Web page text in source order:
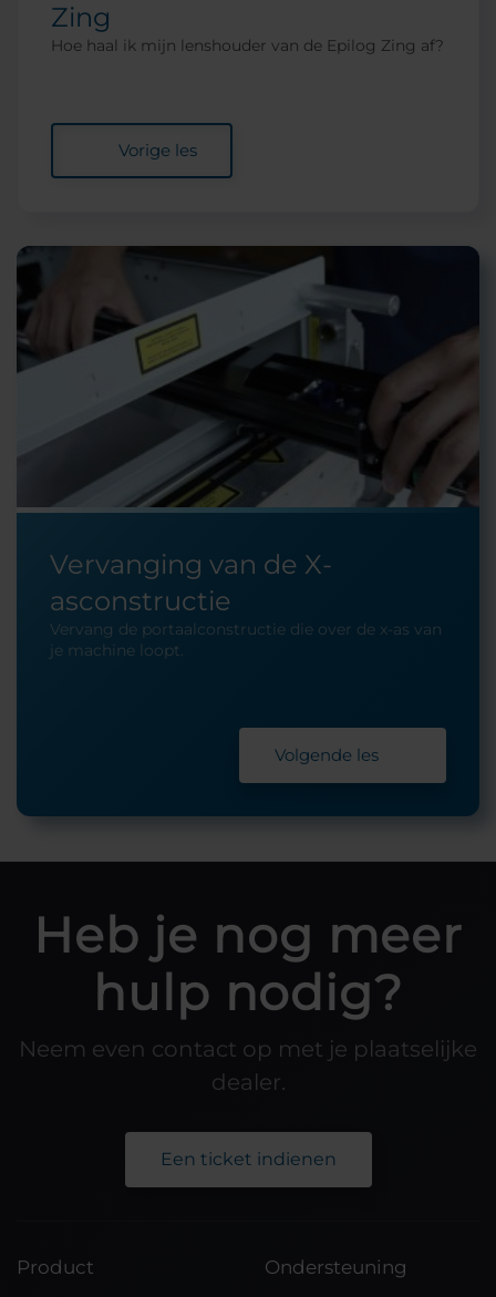
Zing
Hoe haal ik mijn lenshouder van de Epilog Zing af?
Vorige les
Vervanging van de X-
asconstructie
Vervang de portaalconstructie die over de x-as van
je machine loopt.
Volgende les
Heb je nog meer
hulp nodig?
Neem even contact op met je plaatselijke
dealer.
Een ticket indienen
Product Ondersteuning